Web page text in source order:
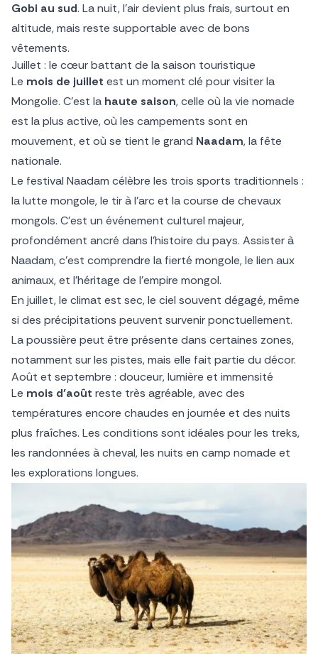
Gobi au sud. La nuit, l’air devient plus frais, surtout en
altitude, mais reste supportable avec de bons
vêtements.
Juillet : le cœur battant de la saison touristique
Le mois de juillet est un moment clé pour visiter la
Mongolie. C’est la haute saison, celle où la vie nomade
est la plus active, où les campements sont en
mouvement, et où se tient le grand Naadam, la fête
nationale.
Le festival Naadam célèbre les trois sports traditionnels :
la lutte mongole, le tir à l’arc et la course de chevaux
mongols. C’est un événement culturel majeur,
profondément ancré dans l’histoire du pays. Assister à
Naadam, c’est comprendre la fierté mongole, le lien aux
animaux, et l’héritage de l’empire mongol.
En juillet, le climat est sec, le ciel souvent dégagé, même
si des précipitations peuvent survenir ponctuellement.
La poussière peut être présente dans certaines zones,
notamment sur les pistes, mais elle fait partie du décor.
Août et septembre : douceur, lumière et immensité
Le mois d’août reste très agréable, avec des
températures encore chaudes en journée et des nuits
plus fraîches. Les conditions sont idéales pour les treks,
les randonnées à cheval, les nuits en camp nomade et
les explorations longues.